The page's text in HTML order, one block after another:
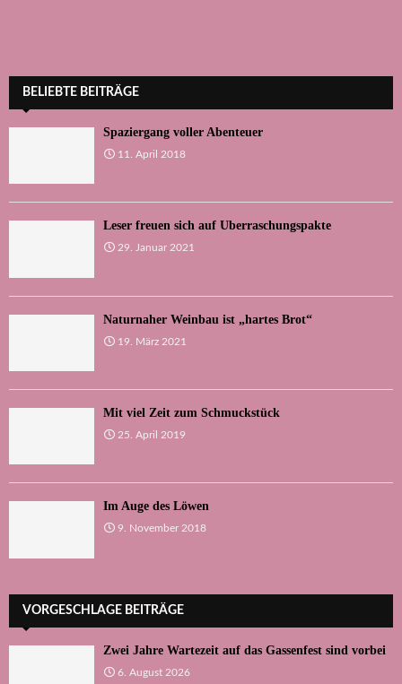
BELIEBTE BEITRÄGE
Spaziergang voller Abenteuer
11. April 2018
Leser freuen sich auf Überraschungspakte
29. Januar 2021
Naturnaher Weinbau ist „hartes Brot“
19. März 2021
Mit viel Zeit zum Schmuckstück
25. April 2019
Im Auge des Löwen
9. November 2018
VORGESCHLAGE BEITRÄGE
Zwei Jahre Wartezeit auf das Gassenfest sind vorbei
6. August 2026